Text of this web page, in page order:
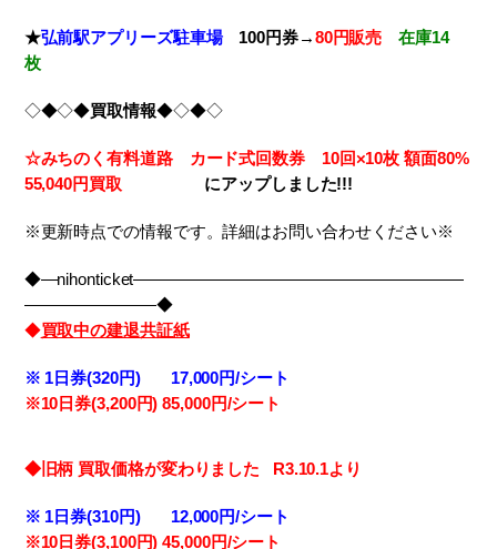
★弘前駅アプリーズ駐車場 100円券→80円販売
在庫14
枚
◇◆◇◆買取情報◆◇◆◇
☆みちのく有料道路 カード式回数券 10回×10枚額面80%
55,040円買取 にアップしました!!!
※更新時点での情報です。詳細はお問い合わせください※
◆―nihonticket――――――――――――――――――――
――――――――◆
◆買取中の建退共証紙
※ 1日券(320円) 17,000円/シート
※10 日券(3,200円) 85,000円/シート
◆旧柄 買取価格が変わりました R3.10.1より
※ 1日券(310円) 12,000円/シート
※10 日券(3,100円) 45,000円/シート